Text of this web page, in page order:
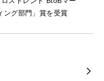
ング部門」賞を受賞